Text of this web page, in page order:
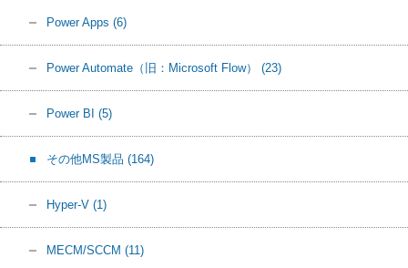
Power Apps (6)
Power Automate（旧：Microsoft Flow） (23)
Power BI (5)
その他MS製品 (164)
Hyper-V (1)
MECM/SCCM (11)